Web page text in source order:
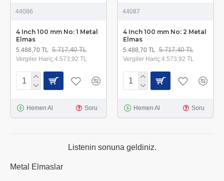
44086
4 Inch 100 mm No: 1 Metal
Elmas
5.488,70 TL 5.717,40 TL
Vergiler Hariç:4.573,92 TL
Hemen Al Soru
44087
4 Inch 100 mm No: 2 Metal
Elmas
5.488,70 TL 5.717,40 TL
Vergiler Hariç:4.573,92 TL
Hemen Al Soru
Listenin sonuna geldiniz.
Metal Elmaslar